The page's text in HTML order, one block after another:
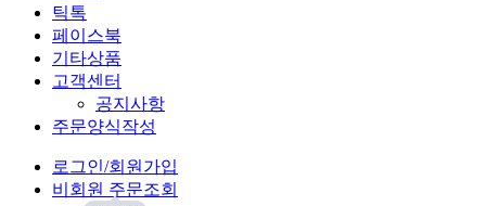
틱톡
페이스북
기타상품
고객센터
공지사항
주문양식작성
로그인/회원가입
비회원 주문조회